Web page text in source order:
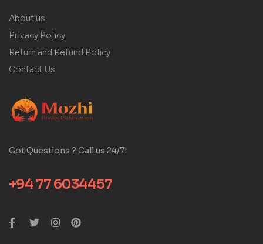
About us
Privacy Policy
Return and Refund Policy
Contact Us
Got Questions ? Call us 24/7!
+94 77 6034457